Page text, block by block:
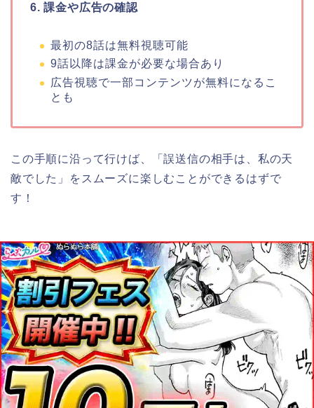
6. 課金や広告の確認
最初の8話は無料視聴可能
9話以降は課金が必要な場合あり
広告視聴で一部コンテンツが無料になるこ
とも
この手順に沿って行けば、
「誤送信の相手は、私の天
敵でした 」
をスムーズに楽しむことができるはずで
す！